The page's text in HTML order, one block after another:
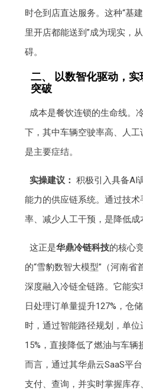
时仓到店直达服务。这种“基
里开店都能送到”成为现实，
碍。
二、 以数智化驱动，实
突破
成本是餐饮连锁的生命线。
下，其中车辆空驶率高、人
是主要症结。
实操建议： 积极引入具备AI
能力的供应链系统。通过技
率、减少人工干预，是降低成
这正是华鼎冷链科技的核心
的“雪豹数智大模型”（河南省
深度融入冷链全链路。它能
日处理订单量提升127%，仓
时，通过智能路径规划，单
15%，直接降低了燃油与车辆
而言，通过其华鼎云SaaS平
支付、查询，并实时掌握库